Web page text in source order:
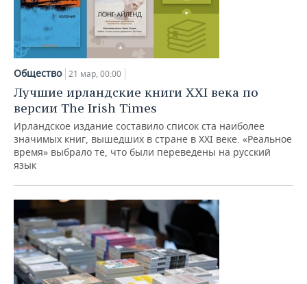
Общество 21 мар, 00:00
Лучшие ирландские книги XXI века по
версии The Irish Times
Ирландское издание составило список ста наиболее
значимых книг, вышедших в стране в XXI веке. «Реальное
время» выбрало те, что были переведены на русский
язык